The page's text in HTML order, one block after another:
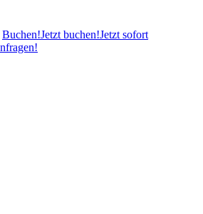
Buchen!Jetzt buchen!Jetzt sofort